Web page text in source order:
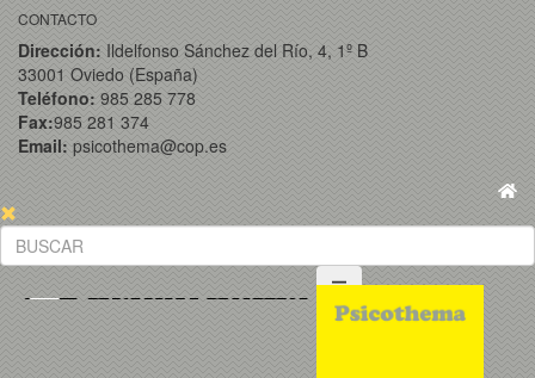
CONTACTO
Dirección: Ildelfonso Sánchez del Río, 4, 1º B
33001 Oviedo (España)
Teléfono: 985 285 778
Fax:985 281 374
Email: psicothema@cop.es